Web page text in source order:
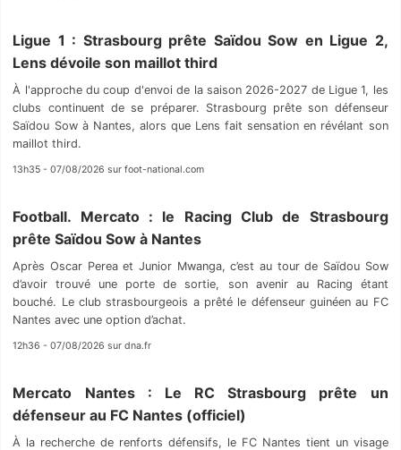
Ligue 1 : Strasbourg prête Saïdou Sow en Ligue 2,
Lens dévoile son maillot third
À l'approche du coup d'envoi de la saison 2026-2027 de Ligue 1, les
clubs continuent de se préparer. Strasbourg prête son défenseur
Saïdou Sow à Nantes, alors que Lens fait sensation en révélant son
maillot third.
13h35 - 07/08/2026 sur foot-national.com
Football. Mercato : le Racing Club de Strasbourg
prête Saïdou Sow à Nantes
Après Oscar Perea et Junior Mwanga, c’est au tour de Saïdou Sow
d’avoir trouvé une porte de sortie, son avenir au Racing étant
bouché. Le club strasbourgeois a prêté le défenseur guinéen au FC
Nantes avec une option d’achat.
12h36 - 07/08/2026 sur dna.fr
Mercato Nantes : Le RC Strasbourg prête un
défenseur au FC Nantes (officiel)
À la recherche de renforts défensifs, le FC Nantes tient un visage